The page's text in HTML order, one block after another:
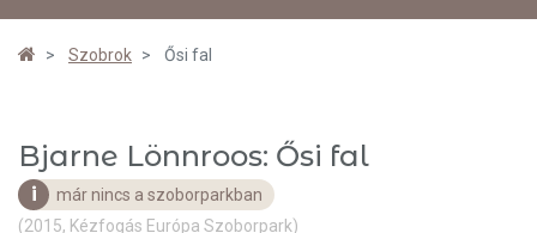
Szobrok Ősi fal
Bjarne Lönnroos: Ősi fal
i
már nincs a szoborparkban
(2015, Kézfogás Európa Szoborpark)